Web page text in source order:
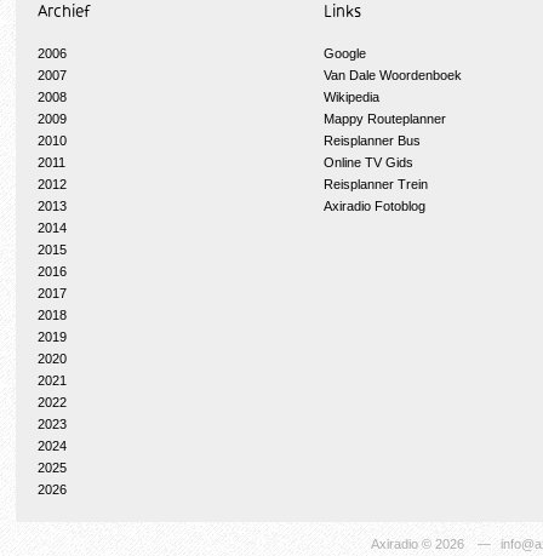
Archief
2006
2007
2008
2009
2010
2011
2012
2013
2014
2015
2016
2017
2018
2019
2020
2021
2022
2023
2024
2025
2026
Links
Google
Van Dale Woordenboek
Wikipedia
Mappy Routeplanner
Reisplanner Bus
Online TV Gids
Reisplanner Trein
Axiradio Fotoblog
Axiradio© 2026 —